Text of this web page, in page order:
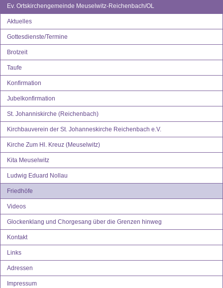
Ev. Ortskirchengemeinde Meuselwitz-Reichenbach/OL
Aktuelles
Gottesdienste/Termine
Brotzeit
Taufe
Konfirmation
Jubelkonfirmation
St. Johanniskirche (Reichenbach)
Kirchbauverein der St. Johanneskirche Reichenbach e.V.
Kirche Zum Hl. Kreuz (Meuselwitz)
Kita Meuselwitz
Ludwig Eduard Nollau
Friedhöfe
Videos
Glockenklang und Chorgesang über die Grenzen hinweg
Kontakt
Links
Adressen
Impressum